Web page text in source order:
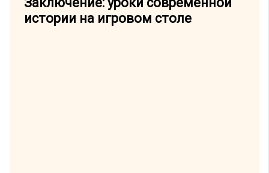
истории на игровом столе